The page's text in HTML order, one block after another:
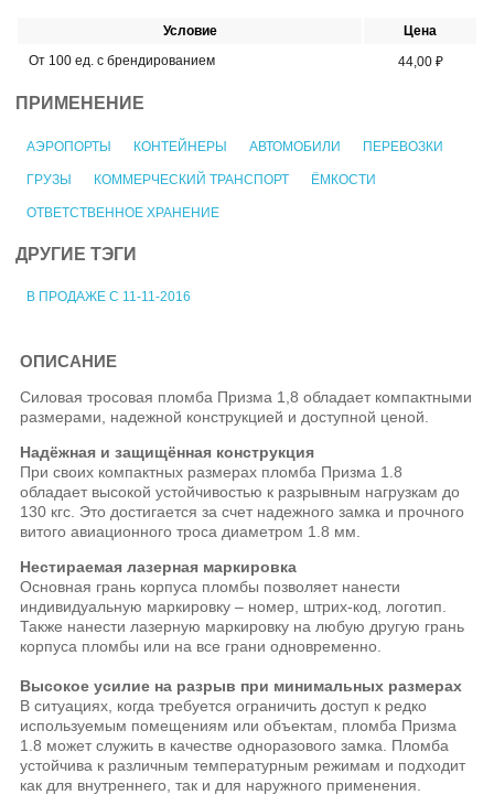
Условие
Цена
От 100 ед. с брендированием
44,00 ₽
ПРИМЕНЕНИЕ
АЭРОПОРТЫ КОНТЕЙНЕРЫ АВТОМОБИЛИ ПЕРЕВОЗКИ
ГРУЗЫ КОММЕРЧЕСКИЙ ТРАНСПОРТ ЁМКОСТИ
ОТВЕТСТВЕННОЕ ХРАНЕНИЕ
ДРУГИЕ ТЭГИ
В ПРОДАЖЕ С 11-11-2016
ОПИСАНИЕ
Силовая тросовая пломба Призма 1,8 обладает компактными
размерами, надежной конструкцией и доступной ценой.
Надёжная и защищённая конструкция
При своих компактных размерах пломба Призма 1.8
обладает высокой устойчивостью к разрывным нагрузкам до
130 кгс. Это достигается за счет надежного замка и прочного
витого авиационного троса диаметром 1.8 мм.
Нестираемая лазерная маркировка
Основная грань корпуса пломбы позволяет нанести
индивидуальную маркировку – номер, штрих-код, логотип.
Также нанести лазерную маркировку на любую другую грань
корпуса пломбы или на все грани одновременно.
Высокое усилие на разрыв при минимальных размерах
В ситуациях, когда требуется ограничить доступ к редко
используемым помещениям или объектам, пломба Призма
1.8 может служить в качестве одноразового замка. Пломба
устойчива к различным температурным режимам и подходит
как для внутреннего, так и для наружного применения.